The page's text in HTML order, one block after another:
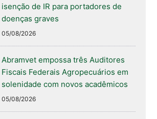
isenção de IR para portadores de
doenças graves
05/08/2026
Abramvet empossa três Auditores
Fiscais Federais Agropecuários em
solenidade com novos acadêmicos
05/08/2026